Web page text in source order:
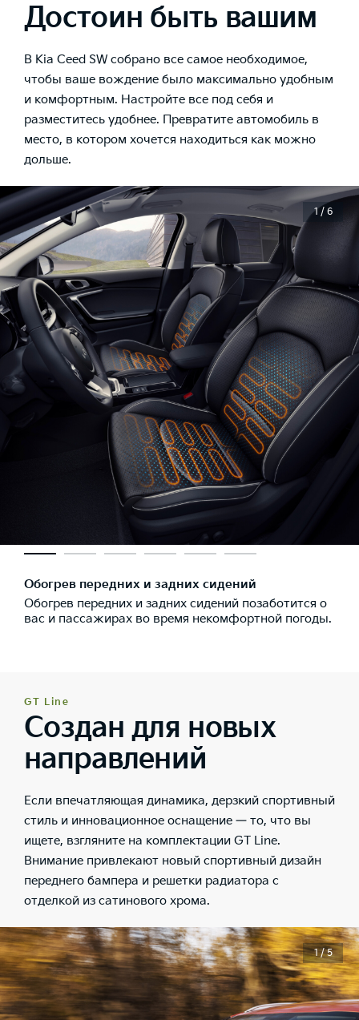
Достоин быть вашим
В Kia Ceed SW собрано все самое необходимое,
чтобы ваше вождение было максимально удобным
и комфортным. Настройте все под себя и
разместитесь удобнее. Превратите автомобиль в
место, в котором хочется находиться как можно
дольше.
Обогрев передних и задних сидений
Обогрев передних и задних сидений позаботится о
вас и пассажирах во время некомфортной погоды.
1 / 6
GT Line
Создан для новых
направлений
Если впечатляющая динамика, дерзкий спортивный
стиль и инновационное оснащение — то, что вы
ищете, взгляните на комплектации GT Line.
Внимание привлекают новый спортивный дизайн
переднего бампера и решетки радиатора с
отделкой из сатинового хрома.
1 / 5